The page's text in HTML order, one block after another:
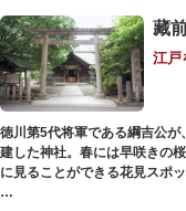
藏
江戸
徳川第5代将軍である綱吉公
建した神社。春には早咲きの
に見ることができる花見スポ